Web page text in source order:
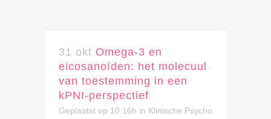
31 okt Omega-3 en
eicosanoïden: het molecuul
van toestemming in een
kPNI-perspectief
Geplaatst op 10:16h in Klinische Psycho